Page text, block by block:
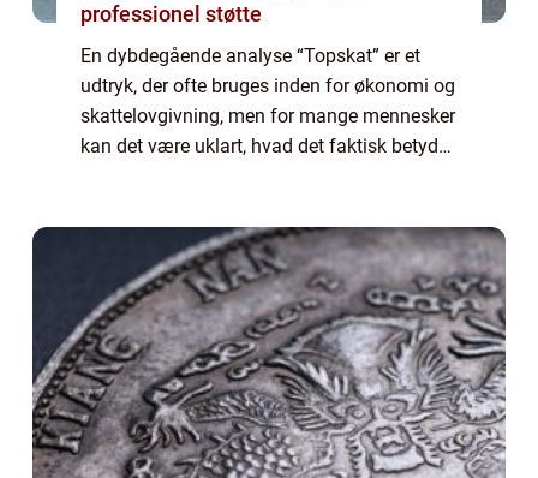
professionel støtte
En dybdegående analyse “Topskat” er et
udtryk, der ofte bruges inden for økonomi og
skattelovgivning, men for mange mennesker
kan det være uklart, hvad det faktisk betyder,